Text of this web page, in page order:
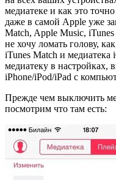
медиатеке и как это
даже в самой Apple уже
Match, Apple Music,
не хочу ломать голову,
iTunes Match и
медиатеку в настройках,
iPhone/iPod/iPad с
Прежде чем выключить
посмотрим что там есть: